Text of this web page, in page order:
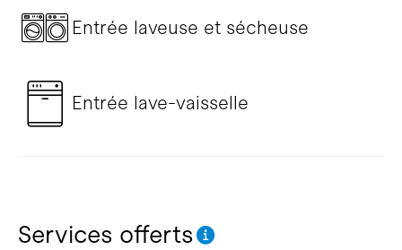
Entrée laveuse et sécheuse
Entrée lave-vaisselle
Services offerts